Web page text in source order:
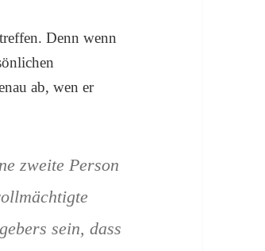
Denn wenn
ab, wen er
zweite Person
sein, dass